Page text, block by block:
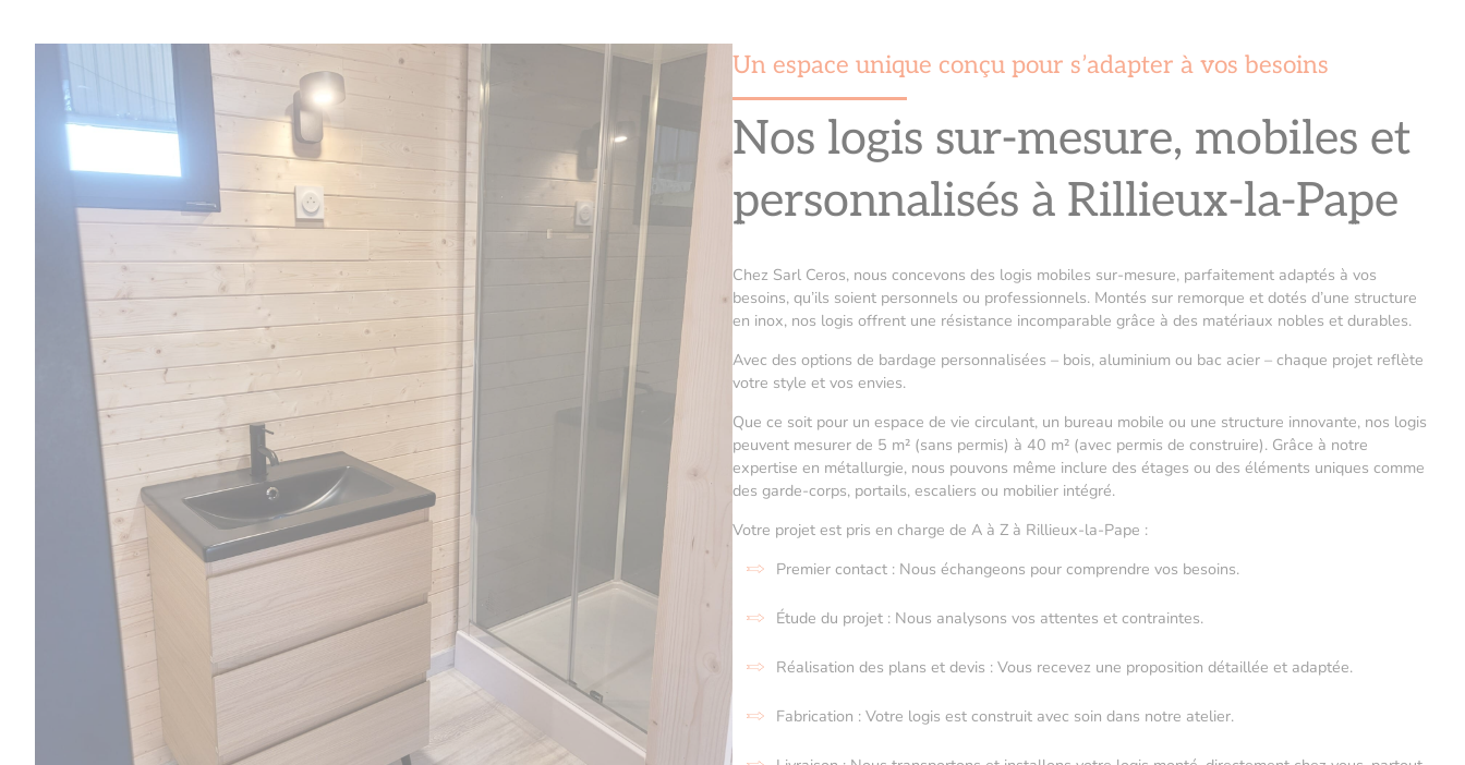
Un espace unique conçu pour s’adapter à vos besoins
Nos logis sur-mesure, mobiles et
personnalisés à Rillieux-la-Pape
Chez Sarl Ceros, nous concevons des logis mobiles sur-mesure, parfaitement adaptés à vos
besoins, qu’ils soient personnels ou professionnels. Montés sur remorque et dotés d’une structure
en inox, nos logis offrent une résistance incomparable grâce à des matériaux nobles et durables.
Avec des options de bardage personnalisées – bois, aluminium ou bac acier – chaque projet reflète
votre style et vos envies.
Que ce soit pour un espace de vie circulant, un bureau mobile ou une structure innovante, nos logis
peuvent mesurer de 5 m² (sans permis) à 40 m² (avec permis de construire). Grâce à notre
expertise en métallurgie, nous pouvons même inclure des étages ou des éléments uniques comme
des garde-corps, portails, escaliers ou mobilier intégré.
Votre projet est pris en charge de A à Z à Rillieux-la-Pape :
Premier contact : Nous échangeons pour comprendre vos besoins.
Étude du projet : Nous analysons vos attentes et contraintes.
Réalisation des plans et devis : Vous recevez une proposition détaillée et adaptée.
Fabrication : Votre logis est construit avec soin dans notre atelier.